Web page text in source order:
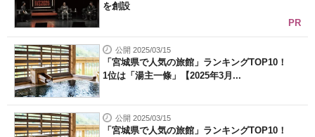
を創設
PR
公開 2025/03/15
「宮城県で人気の旅館」ランキングTOP10！
1位は「湯主一條」【2025年3月...
公開 2025/03/15
「宮城県で人気の旅館」ランキングTOP10！